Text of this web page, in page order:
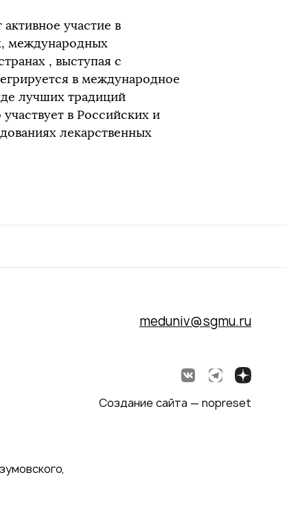
участие в
международных
, выступая с
в международное
лучших традиций
в Российских и
лекарственных
meduniv@sgmu.ru
Создание сайта — nopreset